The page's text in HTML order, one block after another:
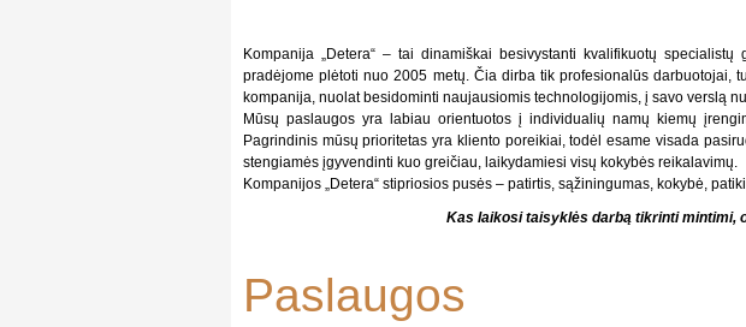
Kompanija „Detera“ – tai dinamiškai besivystanti kvalifikuotų
pradėjome plėtoti nuo 2005 metų. Čia dirba tik profesionalūs darbuotojai,
kompanija, nuolat besidominti naujausiomis technologijomis, į savo verslą
Mūsų paslaugos yra labiau orientuotos į individualių namų kiemų
Pagrindinis mūsų prioritetas yra kliento poreikiai, todėl esame visada
stengiamės įgyvendinti kuo greičiau, laikydamiesi visų kokybės reikalavimų.
Kompanijos „Detera“ stipriosios pusės – patirtis, sąžiningumas, kokybė,
Kas laikosi taisyklės darbą tikrinti mintimi,
Paslaugos